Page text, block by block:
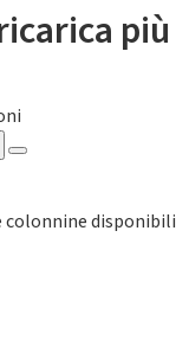
più
colonnine disponibili